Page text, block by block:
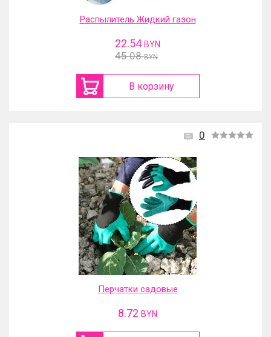
Распылитель Жидкий газон
22.54 BYN
45.08 BYN
В корзину
0
Перчатки садовые
8.72 BYN